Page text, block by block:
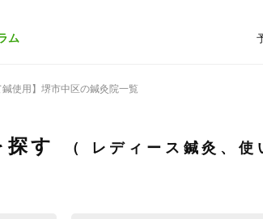
ム
鍼使用】堺市中区の鍼灸院一覧
探す レディース鍼灸、